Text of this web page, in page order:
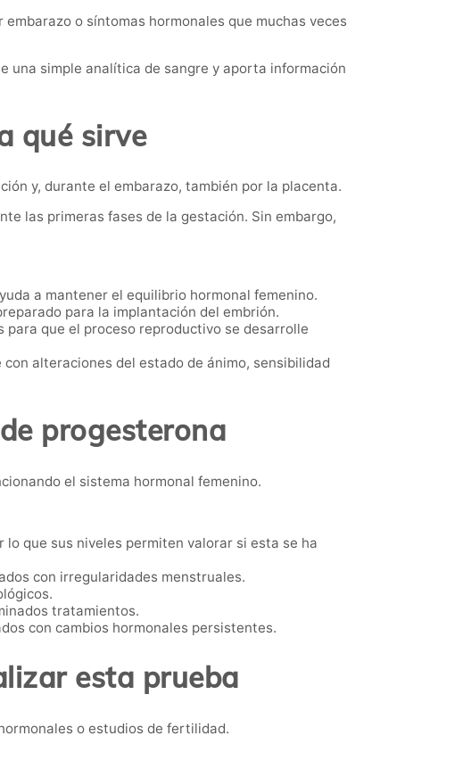
o síntomas hormonales que muchas veces
una simple analítica de sangre y aporta información
qué sirve
y, durante el embarazo, también por la placenta.
las primeras fases de la gestación. Sin embargo,
a mantener el equilibrio hormonal femenino.
para la implantación del embrión.
que el proceso reproductivo se desarrolle
alteraciones del estado de ánimo, sensibilidad
progesterona
el sistema hormonal femenino.
que sus niveles permiten valorar si esta se ha
con irregularidades menstruales.
tratamientos.
con cambios hormonales persistentes.
esta prueba
o estudios de fertilidad.